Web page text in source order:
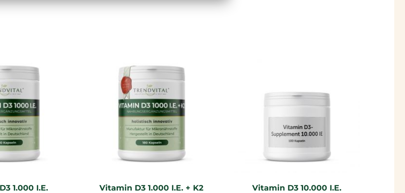
1.000 I.E.
Vitamin D3 1.000 I.E. + K2
Vitamin D3 10.000 I.E.